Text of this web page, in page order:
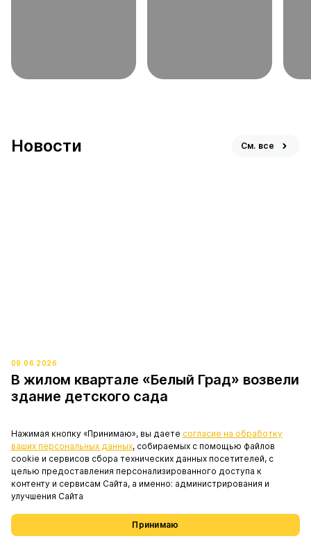
Проекты Выбрать недвижимость Избранное Меню
Новости См. все
09.06.2026
В жилом квартале «Белый Град» возвели
здание детского сада
монолитные работы в дошкольном
образовательном учреждении в Мытищах.
06.02.2026
Началось возведение первых этажей
детского сада в квартале «Белый Град»
Нажимая кнопку «Принимаю», вы даете согласие на обработку
ваших персональных данных, собираемых с помощью файлов
cookie и сервисов сбора технических данных посетителей, с
целью предоставления персонализированного доступа к
контенту и сервисам Сайта, а именно: администрирования и
улучшения Сайта
Принимаю